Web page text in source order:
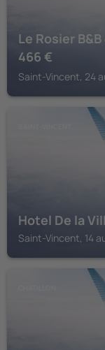
Le Rosier
466 €
Saint-Vincent, 24
Hotel De la
Saint-Vincent, 14